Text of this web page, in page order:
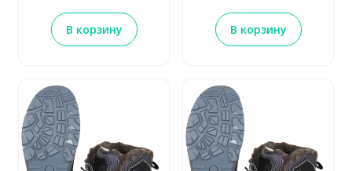
В корзину В корзину